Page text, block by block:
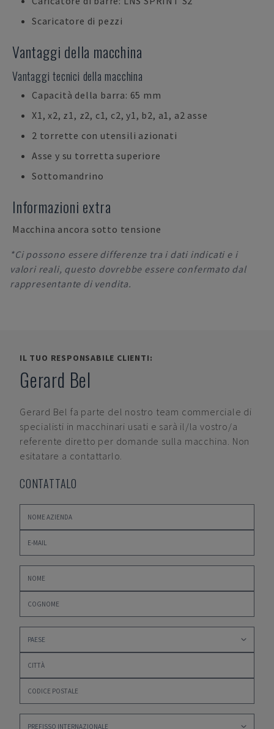
Scaricatore di pezzi
Vantaggi della macchina
Vantaggi tecnici della macchina
Capacità della barra: 65 mm
X1, x2, z1, z2, c1, c2, y1, b2, a1, a2 asse
2 torrette con utensili azionati
Asse y su torretta superiore
Sottomandrino
Informazioni extra
Macchina ancora sotto tensione
*Ci possono essere differenze tra i dati indicati e i
valori reali, questo dovrebbe essere confermato dal
rappresentante di vendita.
IL TUO RESPONSABILE CLIENTI:
Gerard Bel
Gerard Bel fa parte del nostro team commerciale di
specialisti in macchinari usati e sarà il/la vostro/a
referente diretto per domande sulla macchina. Non
esitatare a contattarlo.
CONTATTALO